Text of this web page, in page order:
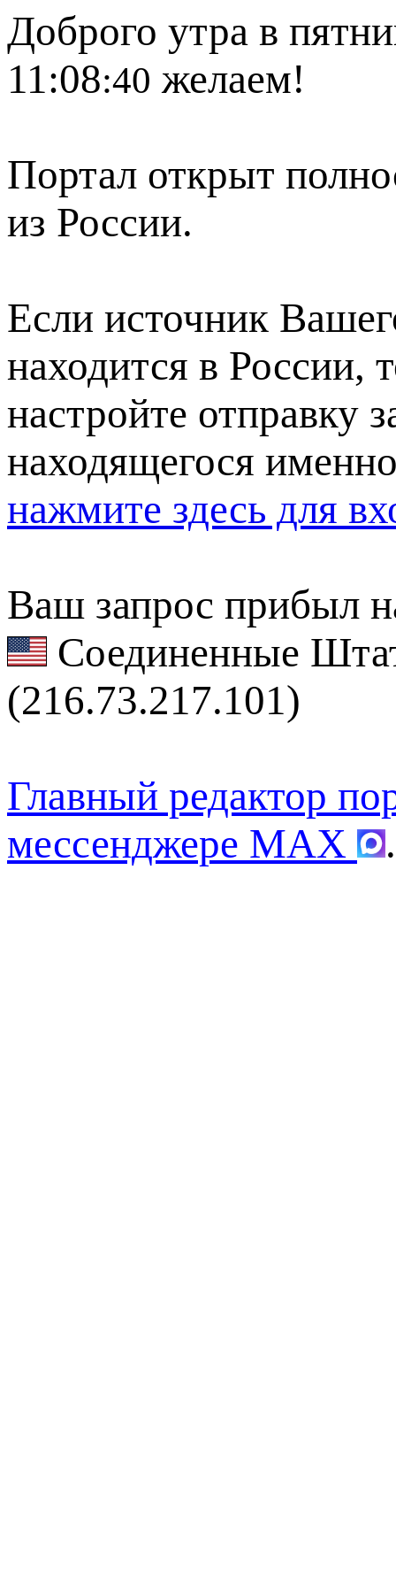
Доброго утра в
11:08:40 желаем!
Портал открыт
из России.
Если источник
находится в России,
настройте отправку
находящегося
нажмите здесь для
Ваш запрос прибыл
Соединенные
(216.73.217.101)
Главный редактор
мессенджере MAX
.